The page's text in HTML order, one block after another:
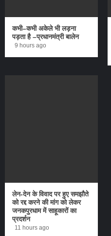
कभी–कभी अकेले भी लड़ना
पड़ता है –प्रधानमंत्री बालेन
9 hours ago
लेन-देन के विवाद पर हुए समझौते
को रद्द करने की मांग को लेकर
जनकपुरधाम में साहूकारों का
प्रदर्शन
11 hours ago